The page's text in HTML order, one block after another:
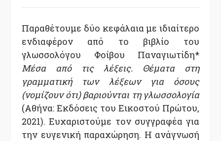
Παραθέτουμε δύο κεφάλαια με ιδιαίτερο
ενδιαφέρον από το βιβλίο του
γλωσσολόγου Φοίβου Παναγιωτίδη*
Μέσα από τις λέξεις. Θέματα στη
γραμματική των λέξεων για όσους
(νομίζουν ότι) βαριούνται τη γλωσσολογία
(Αθήνα: Εκδόσεις του Εικοστού Πρώτου,
2021). Ευχαριστούμε τον συγγραφέα για
την ευγενική παραχώρηση. Η ανάγνωσή